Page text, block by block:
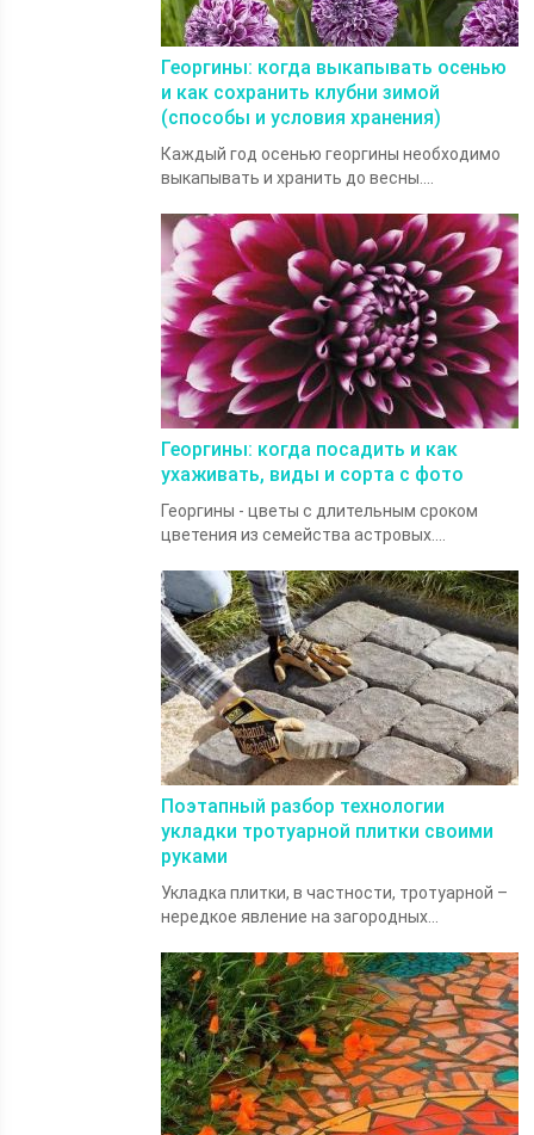
Георгины: когда выкапывать осенью
и как сохранить клубни зимой
(способы и условия хранения)
Каждый год осенью георгины необходимо
выкапывать и хранить до весны....
Георгины: когда посадить и как
ухаживать, виды и сорта с фото
Георгины - цветы с длительным сроком
цветения из семейства астровых....
Поэтапный разбор технологии
укладки тротуарной плитки своими
руками
Укладка плитки, в частности, тротуарной –
нередкое явление на загородных...